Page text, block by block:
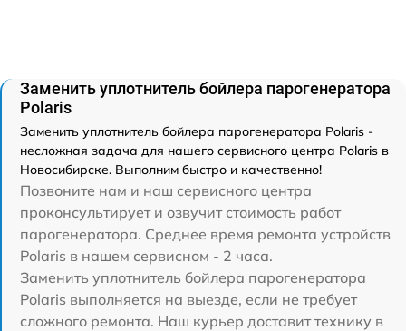
Заменить уплотнитель бойлера парогенератора
Polaris
Заменить уплотнитель бойлера парогенератора Polaris -
несложная задача для нашего сервисного центра Polaris в
Новосибирске. Выполним быстро и качественно!
Позвоните нам и наш сервисного центра
проконсультирует и озвучит стоимость работ
парогенератора. Среднее время ремонта устройств
Polaris в нашем сервисном - 2 часа.
Заменить уплотнитель бойлера парогенератора
Polaris выполняется на выезде, если не требует
сложного ремонта. Наш курьер доставит технику в